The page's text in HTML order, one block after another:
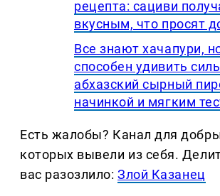
рецепта: сациви
вкусным, что просят
Все знают хачапури,
способен удивить
абхазский сырный
начинкой и мягким
Есть жалобы? Канал для
которых вывели из себя.
вас разозлило:Злой Казанец